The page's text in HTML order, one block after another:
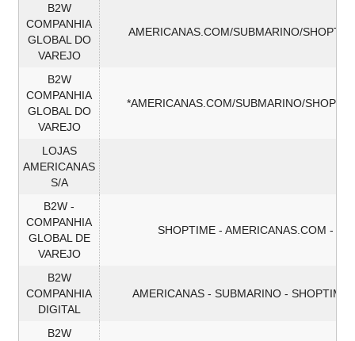
B2W
COMPANHIA
GLOBAL DO
VAREJO
AMERICANAS.COM/SUBMARINO/
B2W
COMPANHIA
GLOBAL DO
VAREJO
*AMERICANAS.COM/SUBMARINO/
LOJAS
AMERICANAS
S/A
B2W -
COMPANHIA
GLOBAL DE
VAREJO
SHOPTIME - AMERICANAS.COM -
B2W
COMPANHIA
DIGITAL
AMERICANAS - SUBMARINO - SHOPTIME
B2W